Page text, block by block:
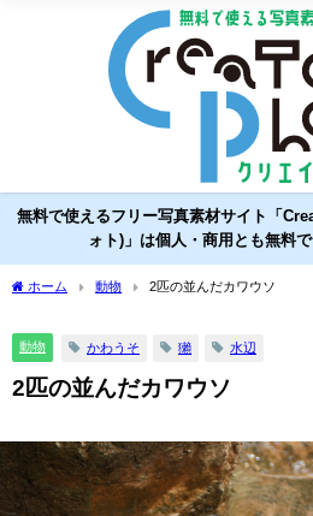
無料で使えるフリー写真素材サイト「
ォト)」は個人・商用とも無料
ホーム 動物 2匹の並んだカワウソ
動物 かわうそ 獺 水辺
2匹の並んだカワウソ